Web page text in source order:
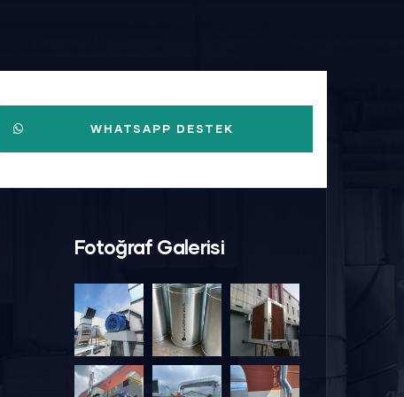
WHATSAPP DESTEK
Fotoğraf Galerisi